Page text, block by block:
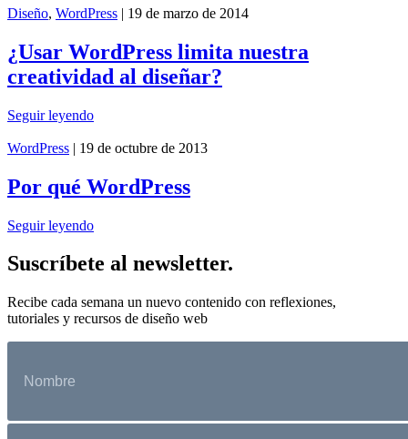
Diseño, WordPress | 19 de marzo de 2014
¿Usar WordPress limita nuestra
creatividad al diseñar?
Seguir leyendo
WordPress | 19 de octubre de 2013
Por qué WordPress
Seguir leyendo
Suscríbete al newsletter.
Recibe cada semana un nuevo contenido con reflexiones,
tutoriales y recursos de diseño web